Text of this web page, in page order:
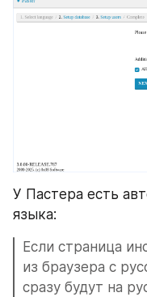
У Пастера есть
языка:
Если страница
из браузера с
сразу будут на